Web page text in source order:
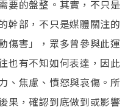
要的盤整。其實，不只是
幹部，不只是媒體關注的
傷害」，眾多曾參與此運
也有不知如何表達，因此
、焦慮、憤怒與哀傷。所
果，確認到底做到或影響